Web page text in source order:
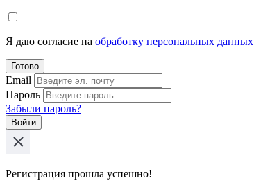
Я даю согласие на обработку персональных данных
Готово
Email
Пароль
Забыли пароль?
Войти
Регистрация прошла успешно!